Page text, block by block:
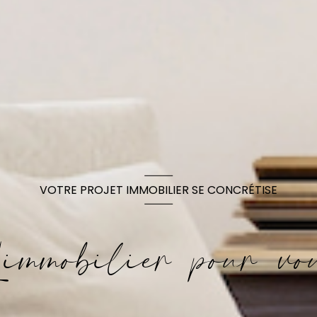
VOTRE PROJET IMMOBILIER SE CONCRÉTISE
pour